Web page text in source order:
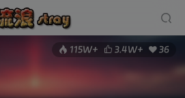
115W+ 3.4W+ 36